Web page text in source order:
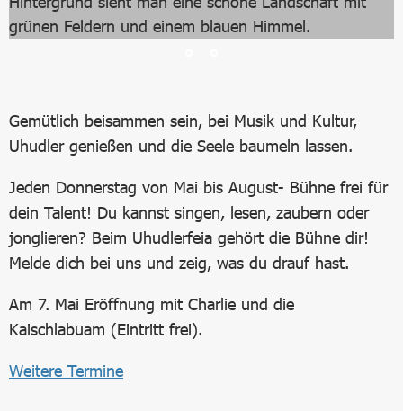
Gemütlich beisammen sein, bei Musik und Kultur,
Uhudler genießen und die Seele baumeln lassen.
Jeden Donnerstag von Mai bis August- Bühne frei für
dein Talent! Du kannst singen, lesen, zaubern oder
jonglieren? Beim Uhudlerfeia gehört die Bühne dir!
Melde dich bei uns und zeig, was du drauf hast.
Am 7. Mai Eröffnung mit Charlie und die
Kaischlabuam (Eintritt frei).
Weitere Termine